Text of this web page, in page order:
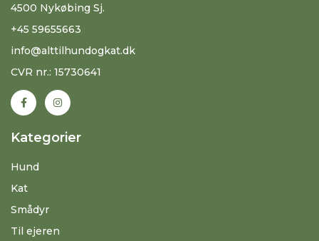
4500 Nykøbing Sj.
+45 59655663
info@alttilhundogkat.dk
CVR nr.: 15730641
Kategorier
Hund
Kat
Smådyr
Til ejeren